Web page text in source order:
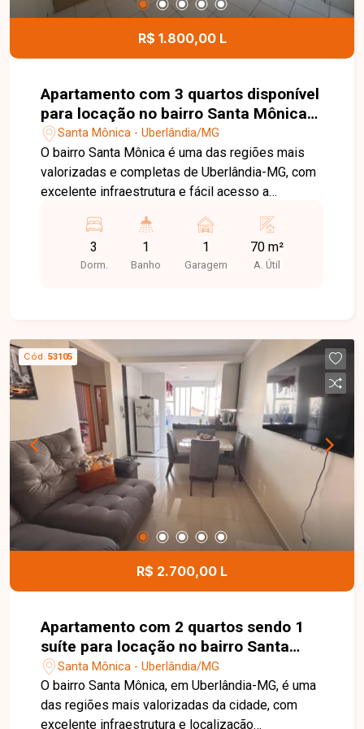
R$ 1.800,00 L
Apartamento com 3 quartos disponível
para locação no bairro Santa Mônica
em Uberlândia-MG
Santa Mônica - Uberlândia/MG
O bairro Santa Mônica é uma das regiões mais
valorizadas e completas de Uberlândia-MG, com
excelente infraestrutura e fácil acesso a
universidades, serviços e principais vias da
cidade, oferecendo praticidade e qualidade de
vida para seus moradores. Apartamento com 70
Uma excelente oportunidade para quem busca
conforto, praticidade e uma localização
privilegiada. Agende sua visita e venha conhecer
este imóvel!
3
Dorm.
1
Banho
1
Garagem
70 m²
A. Útil
Cód. 53105
R$ 2.700,00 L
Apartamento com 2 quartos sendo 1
suíte para locação no bairro Santa
Mônica em Uberlândia-MG
Santa Mônica - Uberlândia/MG
O bairro Santa Mônica, em Uberlândia-MG, é uma
das regiões mais valorizadas da cidade, com
excelente infraestrutura e localização